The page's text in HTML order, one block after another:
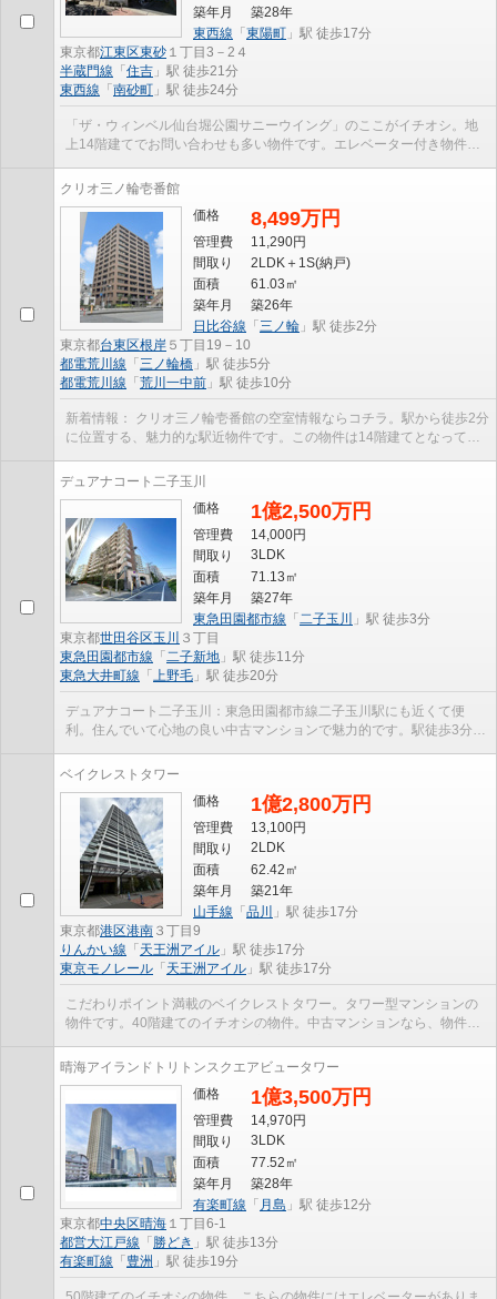
築年月
築28年
東京都江東区東砂 １丁目3－2４
東西線 「 東陽町 」駅 徒歩17分
半蔵門線 「 住吉 」駅 徒歩21分
東西線 「 南砂町 」駅 徒歩24分
「ザ・ウィンベル仙台堀公園サニーウイング」のここがイチオシ。地
上14階建てでお問い合わせも多い物件です。エレベーター付き物件で
クリオ三ノ輪壱番館
価格
8,499万円
管理費
11,290円
間取り
2LDK＋1S(納戸)
面積
61.03㎡
築年月
築26年
東京都台東区根岸 ５丁目19－10
日比谷線 「 三ノ輪 」駅 徒歩2分
都電荒川線 「 三ノ輪橋 」駅 徒歩5分
都電荒川線 「 荒川一中前 」駅 徒歩10分
新着情報： クリオ三ノ輪壱番館の空室情報ならコチラ。駅から徒歩2分
に位置する、魅力的な駅近物件です。この物件は14階建てとなってお
デュアナコート二子玉川
価格
1億2,500万円
管理費
14,000円
間取り
3LDK
面積
71.13㎡
築年月
築27年
東京都世田谷区玉川 ３丁目
東急田園都市線 「 二子玉川 」駅 徒歩3分
東急田園都市線 「 二子新地 」駅 徒歩11分
東急大井町線 「 上野毛 」駅 徒歩20分
デュアナコート二子玉川：東急田園都市線二子玉川駅にも近くて便
利。住んでいて心地の良い中古マンションで魅力的です。駅徒歩3分と
ベイクレストタワー
価格
1億2,800万円
管理費
13,100円
間取り
2LDK
面積
62.42㎡
築年月
築21年
東京都港区港南 ３丁目9
山手線 「 品川 」駅 徒歩17分
りんかい線 「 天王洲アイル 」駅 徒歩17分
東京モノレール 「 天王洲アイル 」駅 徒歩17分
こだわりポイント満載のベイクレストタワー。タワー型マンションの
物件です。40階建てのイチオシの物件。中古マンションなら、物件の
晴海アイランドトリトンスクエアビュータワー
価格
1億3,500万円
管理費
14,970円
間取り
3LDK
面積
77.52㎡
築年月
築28年
東京都中央区晴海 １丁目6-1
有楽町線 「 月島 」駅 徒歩12分
都営大江戸線 「 勝どき 」駅 徒歩13分
有楽町線 「 豊洲 」駅 徒歩19分